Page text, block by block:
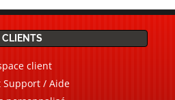
CLIENTS
client
Support / Aide